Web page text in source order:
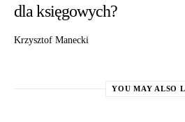
dla księgowych?
Krzysztof Manecki
YOU MAY ALSO